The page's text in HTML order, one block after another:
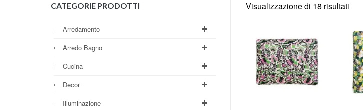
Visualizzazione di 18 risultati
CATEGORIE PRODOTTI
Arredamento
Arredo Bagno
Cucina
Decor
Illuminazione